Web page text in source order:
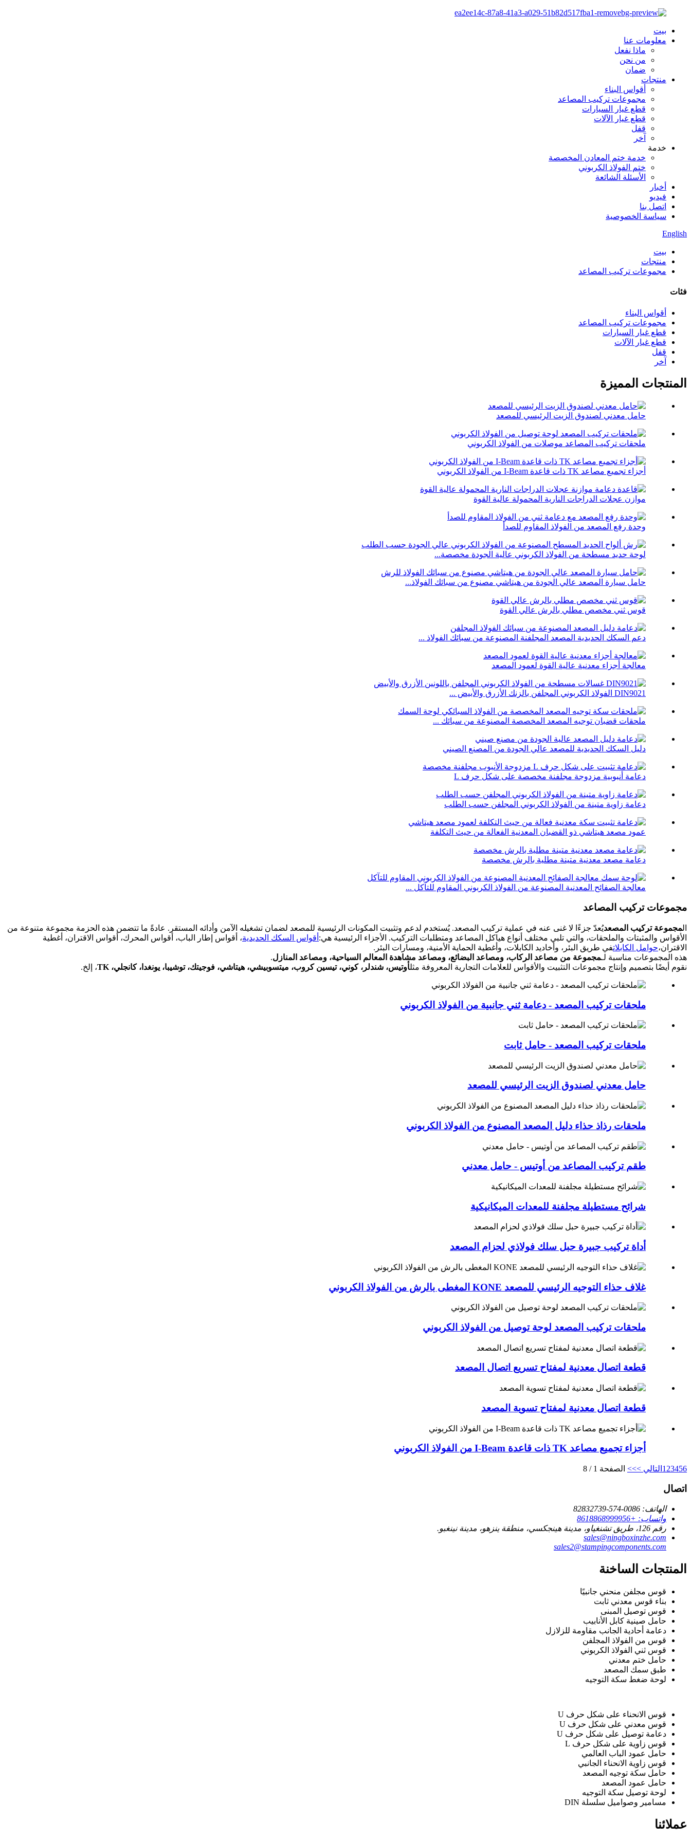
بيت
معلومات عنا
ماذا نفعل
من نحن
ضمان
منتجات
أقواس البناء
مجموعات تركيب المصاعد
قطع غيار السيارات
قطع غيار الآلات
قفل
آخر
خدمة
خدمة ختم المعادن المخصصة
ختم الفولاذ الكربوني
الأسئلة الشائعة
أخبار
فيديو
اتصل بنا
سياسة الخصوصية
English
بيت
منتجات
مجموعات تركيب المصاعد
فئات
أقواس البناء
مجموعات تركيب المصاعد
قطع غيار السيارات
قطع غيار الآلات
قفل
آخر
المنتجات المميزة
حامل معدني لصندوق الزيت الرئيسي للمصعد
ملحقات تركيب المصاعد موصلات من الفولاذ الكربوني
أجزاء تجميع مصاعد TK ذات قاعدة I-Beam من الفولاذ الكربوني
موازن عجلات الدراجات النارية المحمولة عالية القوة
وحدة رفع المصعد من الفولاذ المقاوم للصدأ
لوحة حديد مسطحة من الفولاذ الكربوني عالية الجودة مخصصة...
حامل سيارة المصعد عالي الجودة من هيتاشي مصنوع من سبائك الفولاذ...
قوس ثني مخصص مطلي بالرش عالي القوة
دعم السكك الحديدية المصعد المجلفنة المصنوعة من سبائك الفولاذ ...
معالجة أجزاء معدنية عالية القوة لعمود المصعد
DIN9021 الفولاذ الكربوني المجلفن بالزنك الأزرق والأبيض ...
ملحقات قضبان توجيه المصعد المخصصة المصنوعة من سبائك ...
دليل السكك الحديدية للمصعد عالي الجودة من المصنع الصيني
دعامة أنبوبية مزدوجة مجلفنة مخصصة على شكل حرف L
دعامة زاوية متينة من الفولاذ الكربوني المجلفن حسب الطلب
عمود مصعد هيتاشي ذو القضبان المعدنية الفعالة من حيث التكلفة
دعامة مصعد معدنية متينة مطلية بالرش مخصصة
معالجة الصفائح المعدنية المصنوعة من الفولاذ الكربوني المقاوم للتآكل ...
مجموعات تركيب المصاعد
المجموعة تركيب المصعديُعدّ جزءًا لا غنى عنه في عملية تركيب المصعد. يُستخدم لدعم وتثبيت المكونات الرئيسية للمصعد لضمان تشغيله الآمن وأدائه المستقر. عادةً ما تتضمن هذه الحزمة مجموعة متنوعة من
الأقواس والمثبتات والملحقات، والتي تلبي مختلف أنواع هياكل المصاعد ومتطلبات التركيب. الأجزاء الرئيسية هي: أقواس السكك الحديدية، أقواس إطار الباب، أقواس المحرك، أقواس الاقتران، أغطية
الاقتران،حوامل الكابلاتفي طريق البئر، وأخاديد الكابلات، وأغطية الحماية الأمنية، ومسارات البئر.
هذه المجموعات مناسبة لـمجموعة من مصاعد الركاب، ومصاعد البضائع، ومصاعد مشاهدة المعالم السياحية، ومصاعد المنازل.
نقوم أيضًا بتصميم وإنتاج مجموعات التثبيت والأقواس للعلامات التجارية المعروفة مثلأوتيس، شندلر، كوني، تيسين كروب، ميتسوبيشي، هيتاشي، فوجيتك، توشيبا، يونغدا، كانجلي، TK ، إلخ.
ملحقات تركيب المصعد - دعامة ثني جانبية من الفولاذ الكربوني
ملحقات تركيب المصعد - حامل ثابت
حامل معدني لصندوق الزيت الرئيسي للمصعد
ملحقات رذاذ حذاء دليل المصعد المصنوع من الفولاذ الكربوني
طقم تركيب المصاعد من أوتيس - حامل معدني
شرائح مستطيلة مجلفنة للمعدات الميكانيكية
أداة تركيب جبيرة حبل سلك فولاذي لحزام المصعد
غلاف حذاء التوجيه الرئيسي للمصعد KONE المغطى بالرش من الفولاذ الكربوني
ملحقات تركيب المصعد لوحة توصيل من الفولاذ الكربوني
قطعة اتصال معدنية لمفتاح تسريع اتصال المصعد
قطعة اتصال معدنية لمفتاح تسوية المصعد
أجزاء تجميع مصاعد TK ذات قاعدة I-Beam من الفولاذ الكربوني
1 23456 التالي >>> الصفحة 1 / 8
اتصال
الهاتف: 0086-574-82832739
واتساب: +8618868999956
رقم 126، طريق تشنغياو، مدينة هينجكسي، منطقة ينزهو، مدينة نينغبو.
sales@ningboxinzhe.com
sales2@stampingcomponents.com
المنتجات الساخنة
قوس مجلفن منحني جانبيًا
بناء قوس معدني ثابت
قوس توصيل المبنى
حامل صينية كابل الأنابيب
دعامة أحادية الجانب مقاومة للزلازل
قوس من الفولاذ المجلفن
قوس ثني الفولاذ الكربوني
حامل ختم معدني
طبق سمك المصعد
لوحة ضغط سكة التوجيه
قوس الانحناء على شكل حرف U
قوس معدني على شكل حرف U
دعامة توصيل على شكل حرف U
قوس زاوية على شكل حرف L
حامل عمود الباب العالمي
قوس زاوية الانحناء الجانبي
حامل سكة توجيه المصعد
حامل عمود المصعد
لوحة توصيل سكة التوجيه
مسامير وصواميل سلسلة DIN
عملائنا